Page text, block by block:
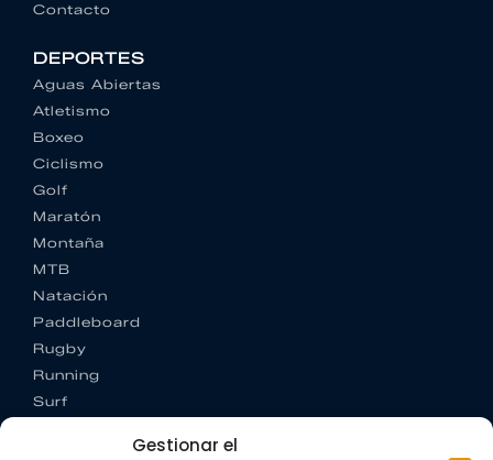
Gestionar el
Contacto
DEPORTES
Aguas Abiertas
Atletismo
Boxeo
Ciclismo
Golf
Maratón
Montaña
MTB
Natación
Paddleboard
Rugby
Running
Surf